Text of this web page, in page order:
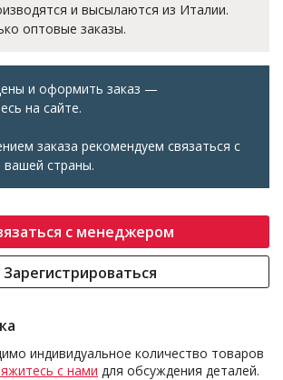
и высылаются из Италии.
оптовые заказы.
и оформить заказ —
на сайте.
заказа рекомендуем связаться с
страны.
с менеджером
Зарегистрироваться
индивидуальное количество товаров
с нами для обсуждения деталей.